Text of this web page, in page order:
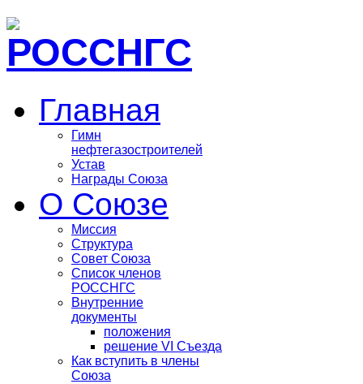
Главная
Гимн
нефтегазостроителей
Устав
Награды Союза
О Союзе
Миссия
Структура
Совет Союза
Список членов
РОССНГС
Внутренние
документы
положения
решение VI Съезда
Как вступить в члены
Союза